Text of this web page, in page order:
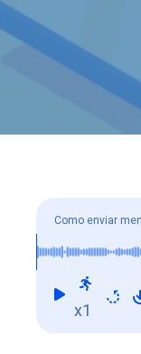
Como enviar
x1